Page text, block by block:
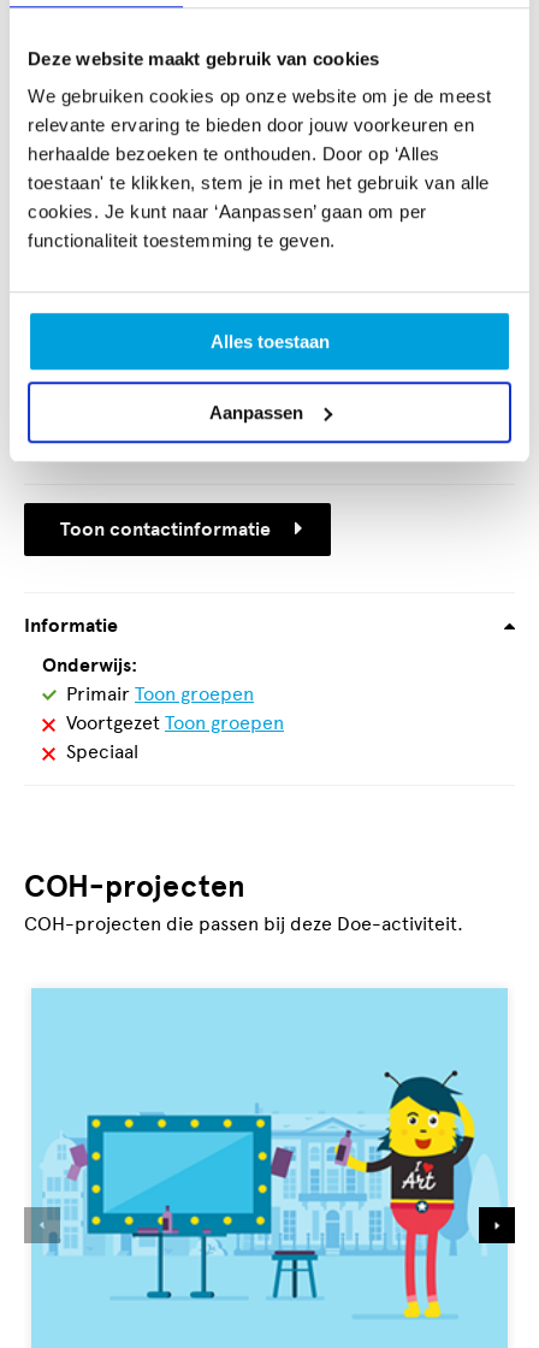
Deze website maakt gebruik van cookies
We gebruiken cookies op onze website om je de meest
relevante ervaring te bieden door jouw voorkeuren en
herhaalde bezoeken te onthouden. Door op ‘Alles
toestaan' te klikken, stem je in met het gebruik van alle
cookies. Je kunt naar ‘Aanpassen’ gaan om per
functionaliteit toestemming te geven.
Alles toestaan
Aanpassen
en de wensen, zoals een aansluiting bij een specifiek
Contactpersoon
Yolanda van Welij
educatie@haagstheaterhuis.nl
06 - 15 11 57 19
Haags Theaterhuis
2515 TN Den Haag
Toon contactinformatie
Informatie
Onderwijs:
Geschikt
voor
Primair Toon groepen
Niet
geschikt
Voortgezet Toon groepen
Niet
Speciaal
COH-projecten
COH-projecten die passen bij deze Doe-activiteit.